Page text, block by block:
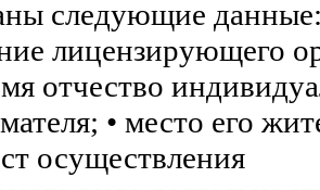
следующие
лицензирующего
отчество
• место его
осуществления